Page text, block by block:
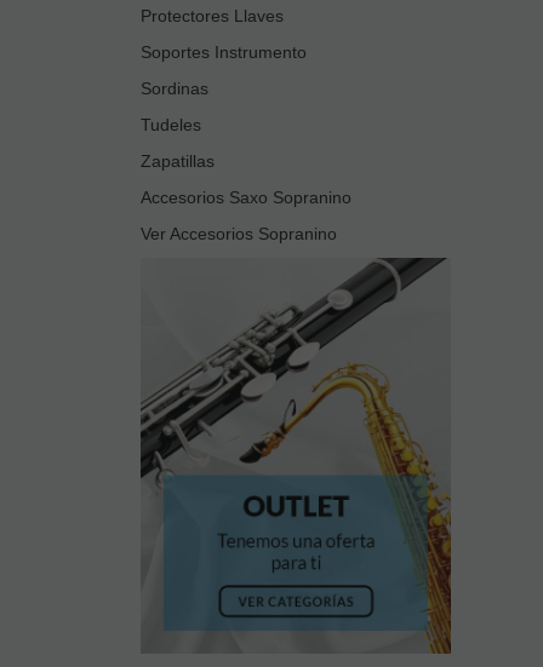
Protectores Llaves
Soportes Instrumento
Sordinas
Tudeles
Zapatillas
Accesorios Saxo Sopranino
Ver Accesorios Sopranino